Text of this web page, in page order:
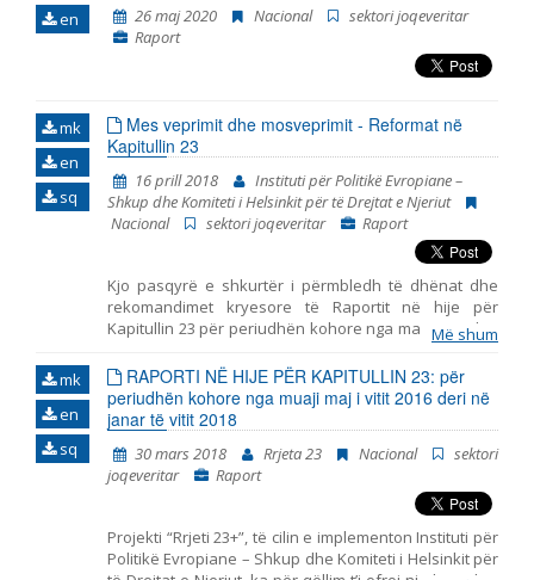
Gjuhë
en
26 maj 2020 Nacional
sektori joqeveritar
Raport
mk
en
sq
Mes veprimit dhe mosveprimit - Reformat në
Kapitullin 23
16 prill 2018
Instituti për Politikë Evropiane –
Shkup dhe Komiteti i Helsinkit për të Drejtat e Njeriut
Nacional
sektori joqeveritar Raport
Kjo pasqyrë e shkurtër i përmbledh të dhënat dhe
rekomandimet kryesore të Raportit në hije për
Kapitullin 23 për periudhën kohore nga maji 2016 deri
në janar të vitit 2018. I hartuar nga Instituti për Politikë
Evropiane – Shkup dhe Komiteti i Helsinkit për të
Drejtat e Njeriut. Pasqyra përfshin tri periudha të
ndryshme: - periudha para zgjedhjeve të
parakohshme parlamentare më 11 dhjetor të vitit
2016, - periudha e tranzicionit pas zgjedhjeve dhe
para formimit të Qeverisë së re më datë 31 maj të vitit
2017, dhe - periudha nga zgjedhja e Qeverisë së re
deri në fund të muajit janar të vitit 2018. Raporti i
prezanton ngjarjet kryesore në periudhën e
analizuar dhe jep rekomandime për politikat në
Më shum
mk
en
sq
RAPORTI NË HIJE PËR KAPITULLIN 23: për
periudhën kohore nga muaji maj i vitit 2016 deri në
janar të vitit 2018
30 mars 2018 Rrjeta 23 Nacional
sektori
joqeveritar
Raport
Projekti “Rrjeti 23+”, të cilin e implementon Instituti për
Politikë Evropiane – Shkup dhe Komiteti i Helsinkit për